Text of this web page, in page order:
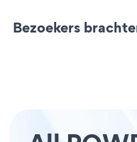
Bezoekers